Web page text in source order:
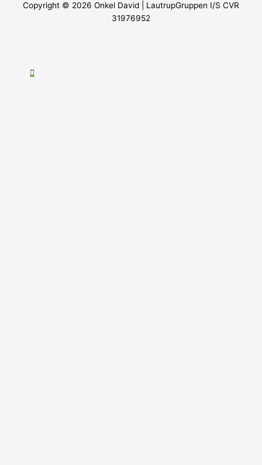
Copyright © 2026 Onkel David | LautrupGruppen I/S CVR
31976952